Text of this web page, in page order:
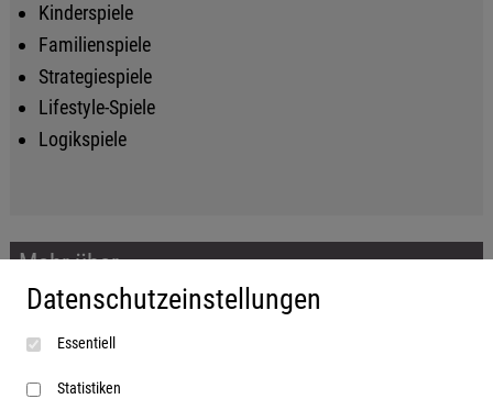
Kinderspiele
Familienspiele
Strategiespiele
Lifestyle-Spiele
Logikspiele
Mehr über...
Impressum
AGB
Datenschutzerklärung
Datenschutzeinstellungen
Essentiell
Statistiken